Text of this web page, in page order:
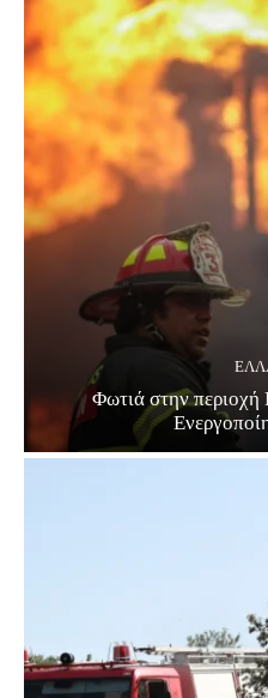
Φωτιά στην